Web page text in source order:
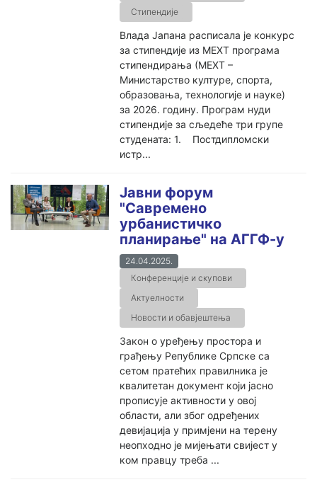
Стипендије
Влада Јапана расписала је конкурс
за стипендије из МЕXТ програма
стипендирања (МЕXТ –
Министарство културе, спорта,
образовања, технологије и науке)
за 2026. годину. Програм нуди
стипендије за сљедеће три групе
студената: 1. Постдипломски
истр...
Јавни форум
"Савремено
урбанистичко
планирање" на АГГФ-у
24.04.2025.
Конференције и скупови
Актуелности
Новости и обавјештења
Закон о уређењу простора и
грађењу Републике Српске са
сетом пратећих правилника је
квалитетан документ који јасно
прописује активности у овој
области, али због одређених
девијација у примјени на терену
неопходно је мијењати свијест у
ком правцу треба ...